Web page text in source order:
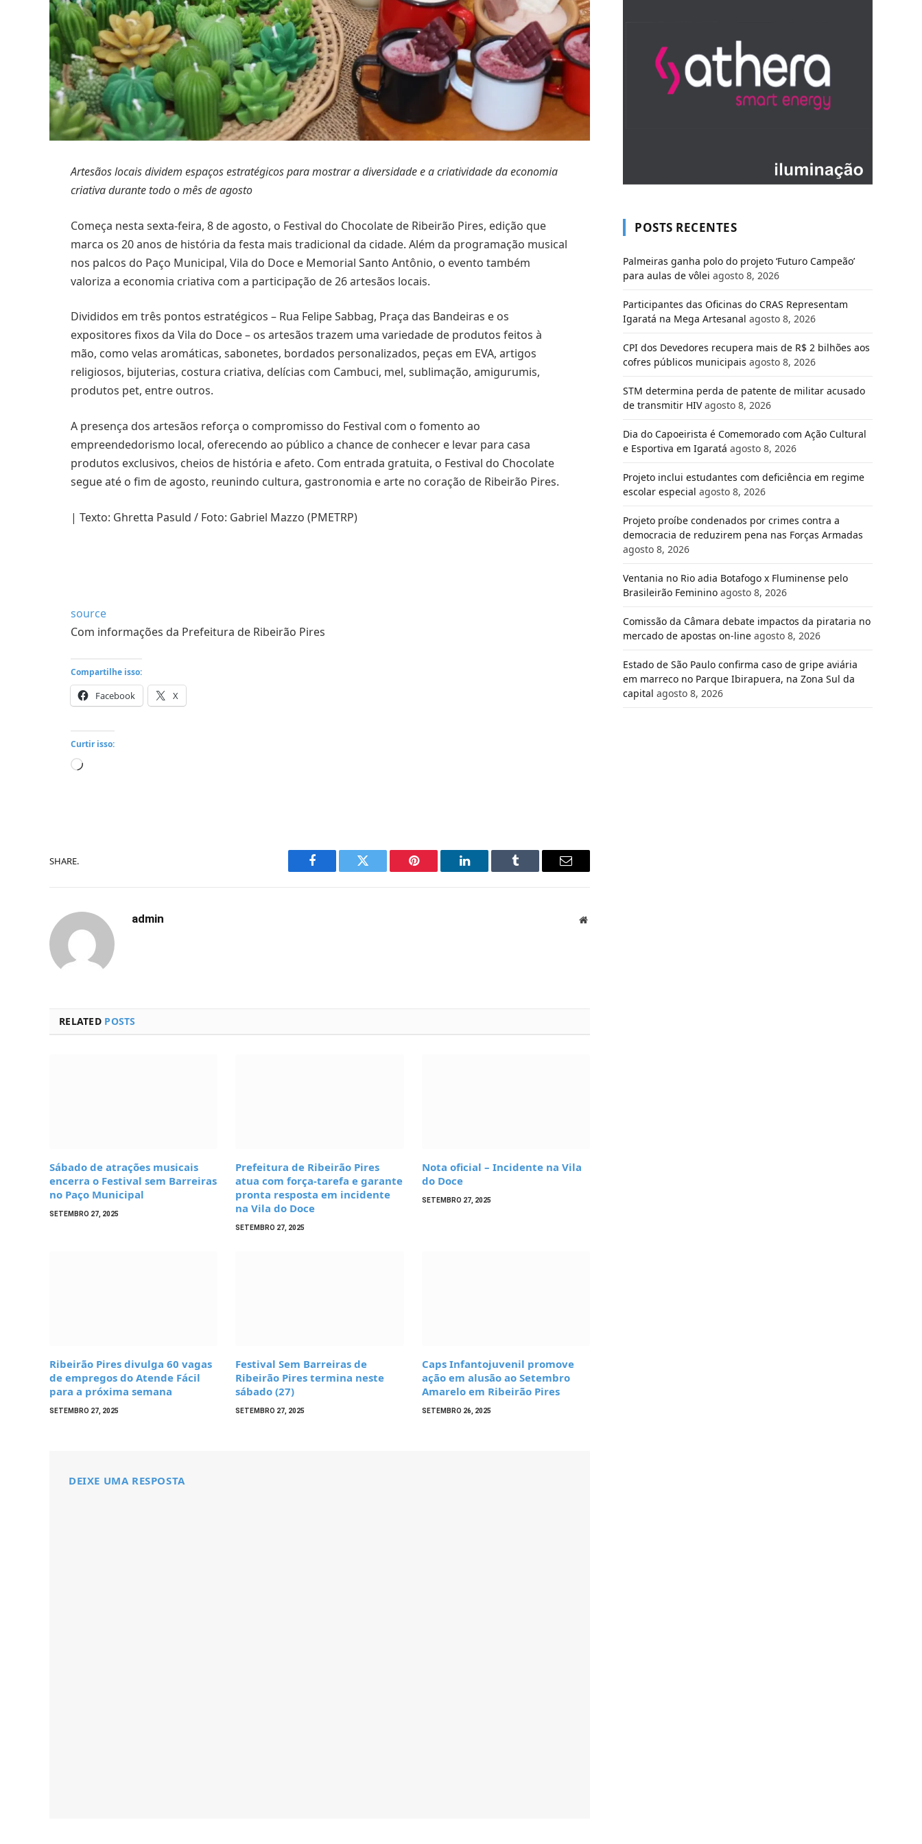
Artesãos locais dividem espaços estratégicos para mostrar a diversidade e a criatividade da economia
criativa durante todo o mês de agosto
Começa nesta sexta-feira, 8 de agosto, o Festival do Chocolate de Ribeirão Pires, edição que
marca os 20 anos de história da festa mais tradicional da cidade. Além da programação musical
nos palcos do Paço Municipal, Vila do Doce e Memorial Santo Antônio, o evento também
valoriza a economia criativa com a participação de 26 artesãos locais.
Divididos em três pontos estratégicos – Rua Felipe Sabbag, Praça das Bandeiras e os
expositores fixos da Vila do Doce – os artesãos trazem uma variedade de produtos feitos à
mão, como velas aromáticas, sabonetes, bordados personalizados, peças em EVA, artigos
religiosos, bijuterias, costura criativa, delícias com Cambuci, mel, sublimação, amigurumis,
produtos pet, entre outros.
A presença dos artesãos reforça o compromisso do Festival com o fomento ao
empreendedorismo local, oferecendo ao público a chance de conhecer e levar para casa
produtos exclusivos, cheios de história e afeto. Com entrada gratuita, o Festival do Chocolate
segue até o fim de agosto, reunindo cultura, gastronomia e arte no coração de Ribeirão Pires.
| Texto: Ghretta Pasuld / Foto: Gabriel Mazzo (PMETRP)
source
Com informações da Prefeitura de Ribeirão Pires
Compartilhe isso:
Facebook X
Curtir isso:
Carregando...
SHARE.
Facebook Twitter Pinterest LinkedIn Tumblr Email
admin Website
RELATED POSTS
Sábado de atrações musicais
encerra o Festival sem Barreiras
no Paço Municipal
SETEMBRO 27, 2025
Prefeitura de Ribeirão Pires
atua com força-tarefa e garante
pronta resposta em incidente
na Vila do Doce
SETEMBRO 27, 2025
Nota oficial – Incidente na Vila
do Doce
SETEMBRO 27, 2025
Ribeirão Pires divulga 60 vagas
de empregos do Atende Fácil
para a próxima semana
SETEMBRO 27, 2025
Festival Sem Barreiras de
Ribeirão Pires termina neste
sábado (27)
SETEMBRO 27, 2025
Caps Infantojuvenil promove
ação em alusão ao Setembro
Amarelo em Ribeirão Pires
SETEMBRO 26, 2025
DEIXE UMA RESPOSTA
POSTS RECENTES
Palmeiras ganha polo do projeto ‘Futuro Campeão’
para aulas de vôlei agosto 8, 2026
Participantes das Oficinas do CRAS Representam
Igaratá na Mega Artesanal agosto 8, 2026
CPI dos Devedores recupera mais de R$ 2 bilhões aos
cofres públicos municipais agosto 8, 2026
STM determina perda de patente de militar acusado
de transmitir HIV agosto 8, 2026
Dia do Capoeirista é Comemorado com Ação Cultural
e Esportiva em Igaratá agosto 8, 2026
Projeto inclui estudantes com deficiência em regime
escolar especial agosto 8, 2026
Projeto proíbe condenados por crimes contra a
democracia de reduzirem pena nas Forças Armadas
agosto 8, 2026
Ventania no Rio adia Botafogo x Fluminense pelo
Brasileirão Feminino agosto 8, 2026
Comissão da Câmara debate impactos da pirataria no
mercado de apostas on-line agosto 8, 2026
Estado de São Paulo confirma caso de gripe aviária
em marreco no Parque Ibirapuera, na Zona Sul da
capital agosto 8, 2026